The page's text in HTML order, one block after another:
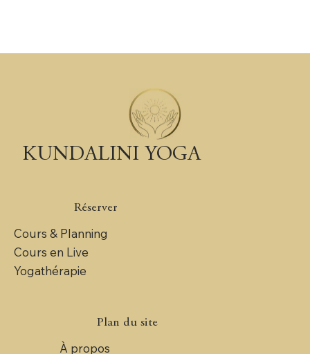
Plan du site
À propos
Réserver
Cours & Planning
Cours en Live
Yogathérapie
KUNDALINI YOGA